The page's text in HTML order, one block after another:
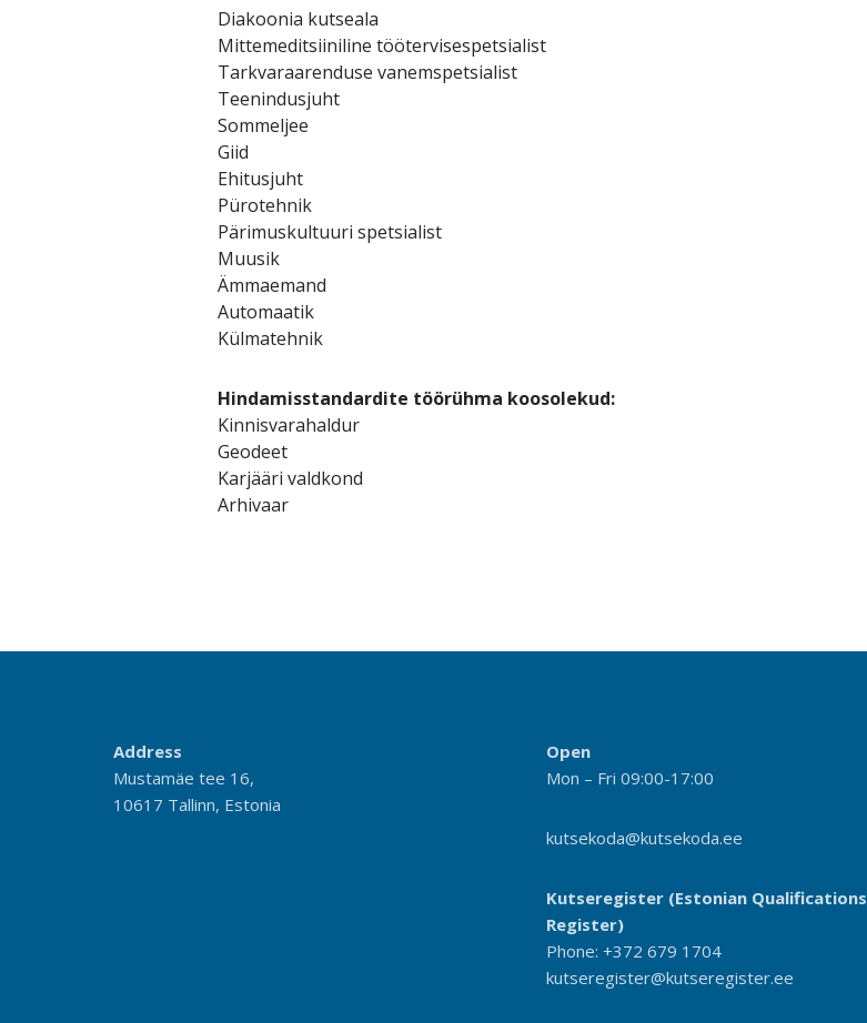
Diakoonia kutseala
Mittemeditsiiniline töötervisespetsialist
Tarkvaraarenduse vanemspetsialist
Teenindusjuht
Sommeljee
Giid
Ehitusjuht
Pürotehnik
Pärimuskultuuri spetsialist
Muusik
Ämmaemand
Automaatik
Külmatehnik
Hindamisstandardite töörühma koosolekud:
Kinnisvarahaldur
Geodeet
Karjääri valdkond
Arhivaar
Address
Mustamäe tee 16,
10617 Tallinn, Estonia
Open
Mon – Fri 09:00-17:00
kutsekoda@kutsekoda.ee
Kutseregister (Estonian Qualifications
Register)
Phone: +372 679 1704
kutseregister@kutseregister.ee